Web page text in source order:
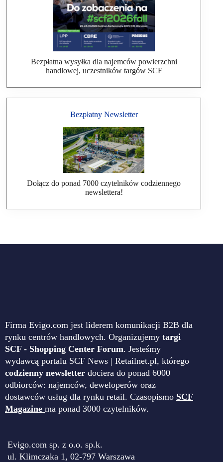
Bezpłatna wysyłka dla najemców powierzchni
handlowej, uczestników targów SCF
Bezpłatny Newsletter
Dołącz do ponad 7000 czytelników codziennego
newslettera!
Firma Evigo.com jest liderem komunikacji B2B dla
rynku centrów handlowych. Organizujemy targi
SCF - Shopping Center Forum. Jesteśmy
wydawcą portalu SCF News | Retailnet.pl, którego
codzienny newsletter dociera do ponad 6000
odbiorców: najemców, deweloperów oraz
dostawców usług dla rynku retail. Czasopismo SCF
Magazine ma ponad 3000 czytelników.
Evigo.com sp. z o.o. sp.k.
ul. Klimczaka 1, 02-797 Warszawa